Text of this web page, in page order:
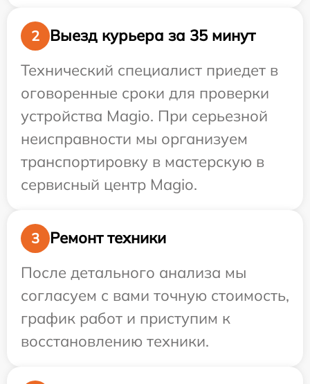
2
Выезд курьера за 35 минут
Технический специалист приедет в
оговоренные сроки для проверки
устройства Magio. При серьезной
неисправности мы организуем
транспортировку в мастерскую в
сервисный центр Magio.
3
Ремонт техники
После детального анализа мы
согласуем с вами точную стоимость,
график работ и приступим к
восстановлению техники.